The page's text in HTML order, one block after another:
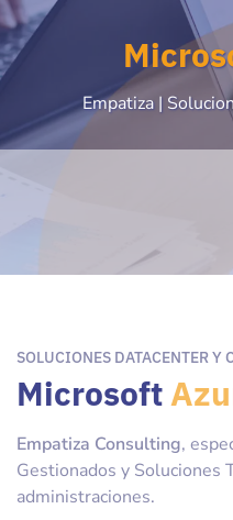
Empatiza |
SOLUCIONES DATACENTER Y
Microsoft
Empatiza Consulting,
Gestionados y Soluciones
administraciones.